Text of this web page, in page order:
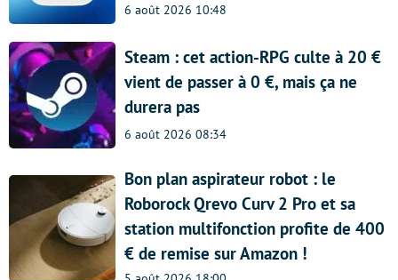
6 août 2026 10:48
Steam : cet action-RPG culte à 20 €
vient de passer à 0 €, mais ça ne
durera pas
6 août 2026 08:34
Bon plan aspirateur robot : le
Roborock Qrevo Curv 2 Pro et sa
station multifonction profite de 400
€ de remise sur Amazon !